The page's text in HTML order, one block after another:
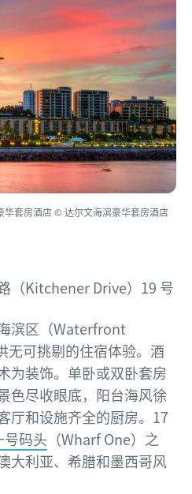
华套房酒店 © 达尔文海滨豪华套房酒店
（Kitchener Drive）19 号
滨区（Waterfront
可挑剔的住宿体验。酒
为装饰。单卧或双卧套房
色尽收眼底，阳台海风徐
厅和设施齐全的厨房。17
号码头 （Wharf One）之
大利亚、希腊和墨西哥风